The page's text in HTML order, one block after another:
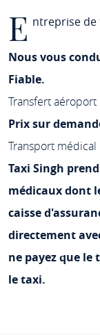
E ntreprise de
Nous vous
Fiable.
Transfert aéroport
Prix sur
Transport médical
Taxi Singh
médicaux dont
caisse
directement
ne payez que
le taxi.